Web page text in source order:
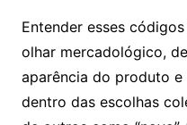
Entender esses
olhar mercadológico,
aparência do produto
dentro das escolhas